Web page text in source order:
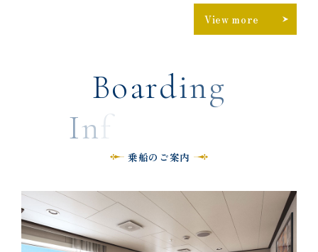
View more
Boarding
Info
乗船のご案内